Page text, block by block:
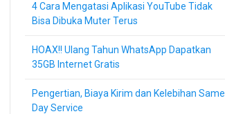
4 Cara Mengatasi Aplikasi YouTube Tidak
Bisa Dibuka Muter Terus
HOAX!! Ulang Tahun WhatsApp Dapatkan
35GB Internet Gratis
Pengertian, Biaya Kirim dan Kelebihan Same
Day Service